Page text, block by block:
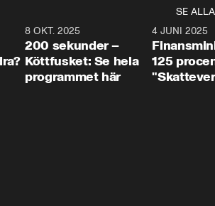
SE ALLA
31:05 4:29
8 OKT. 2025
200 sekunder –
Köttfusket: Se hela
programmet här
4 JUNI 2025
125